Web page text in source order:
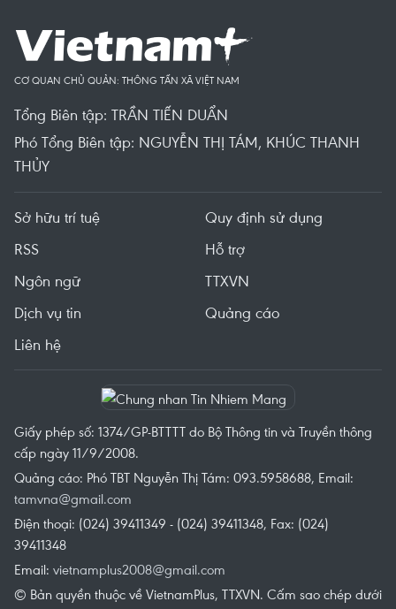
CƠ QUAN CHỦ QUẢN: THÔNG TẤN XÃ VIỆT NAM
Tổng Biên tập: TRẦN TIẾN DUẨN
Phó Tổng Biên tập: NGUYỄN THỊ TÁM, KHÚC THANH
THỦY
Sở hữu trí tuệ
Quy định sử dụng
RSS
Hỗ trợ
Ngôn ngữ
TTXVN
Dịch vụ tin
Quảng cáo
Liên hệ
Giấy phép số: 1374/GP-BTTTT do Bộ Thông tin và Truyền thông
cấp ngày 11/9/2008.
Quảng cáo: Phó TBT Nguyễn Thị Tám: 093.5958688, Email:
tamvna@gmail.com
Điện thoại: (024) 39411349 - (024) 39411348, Fax: (024)
39411348
Email: vietnamplus2008@gmail.com
© Bản quyền thuộc về VietnamPlus, TTXVN. Cấm sao chép dưới